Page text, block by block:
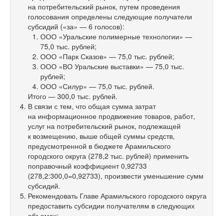
на потребительский рынок, путем проведения
голосования определены следующие получатели
субсидий («за» — 6 голосов):
ООО «Уральские полимерные технологии» —
75,0 тыс. рублей;
ООО «Парк Сказов» — 75,0 тыс. рублей;
ООО «ВО Уральские выставки» — 75,0 тыс.
рублей;
ООО «Силур» — 75,0 тыс. рублей.
Итого — 300,0 тыс. рублей.
В связи с тем, что общая сумма затрат
на информационное продвижение товаров, работ,
услуг на потребительский рынок, подлежащей
к возмещению, выше общей суммы средств,
предусмотренной в бюджете Арамильского
городского округа (278,2 тыс. рублей) применить
поправочный коэффициент 0,92733
(278,2:300,0=0,92733), произвести уменьшение сумм
субсидий.
Рекомендовать Главе Арамильского городского округа
предоставить субсидии получателям в следующих